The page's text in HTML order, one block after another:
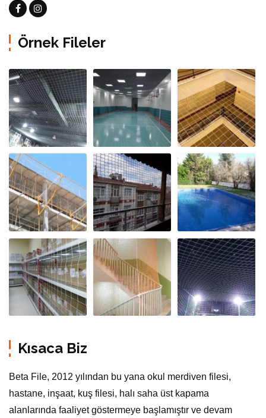
Örnek Fileler
Kısaca Biz
Beta File, 2012 yılından bu yana okul merdiven filesi,
hastane, inşaat, kuş filesi, halı saha üst kapama
alanlarında faaliyet göstermeye başlamıştır ve devam